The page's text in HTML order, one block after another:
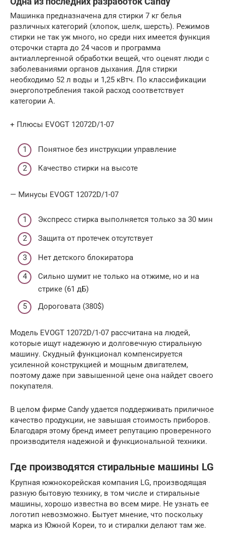
Машинка предназначена для стирки 7 кг белья
различных категорий (хлопок, шелк, шерсть). Режимов
стирки не так уж много, но среди них имеется функция
отсрочки старта до 24 часов и программа
антиаллергенной обработки вещей, что оценят люди с
заболеваниями органов дыхания. Для стирки
необходимо 52 л воды и 1,25 кВтч. По классификации
энергопотребления такой расход соответствует
категории A.
+ Плюсы EVOGT 12072D/1-07
Понятное без инструкции управление
Качество стирки на высоте
— Минусы EVOGT 12072D/1-07
Экспресс стирка выполняется только за 30 мин
Защита от протечек отсутствует
Нет детского блокиратора
Сильно шумит не только на отжиме, но и на
стрике (61 дБ)
Дороговата (380$)
Модель EVOGT 12072D/1-07 рассчитана на людей,
которые ищут надежную и долговечную стиральную
машину. Скудный функционал компенсируется
усиленной конструкцией и мощным двигателем,
поэтому даже при завышенной цене она найдет своего
покупателя.
В целом фирме Candy удается поддерживать приличное
качество продукции, не завышая стоимость приборов.
Благодаря этому бренд имеет репутацию проверенного
производителя надежной и функциональной техники.
Где производятся стиральные машины LG
Крупная южнокорейская компания LG, производящая
разную бытовую технику, в том числе и стиральные
машины, хорошо известна во всем мире. Не узнать ее
логотип невозможно. Бытует мнение, что поскольку
марка из Южной Кореи, то и стиралки делают там же.